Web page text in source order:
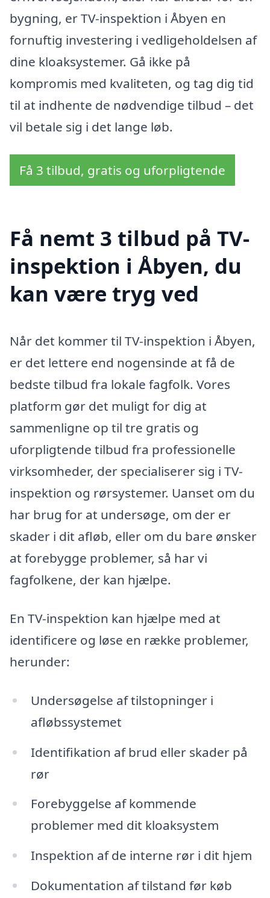
bygning, er TV-inspektion i Åbyen en
fornuftig investering i vedligeholdelsen af
dine kloaksystemer. Gå ikke på
kompromis med kvaliteten, og tag dig tid
til at indhente de nødvendige tilbud – det
vil betale sig i det lange løb.
Få 3 tilbud, gratis og uforpligtende
Få nemt 3 tilbud på TV-
inspektion i Åbyen, du
kan være tryg ved
Når det kommer til TV-inspektion i Åbyen,
er det lettere end nogensinde at få de
bedste tilbud fra lokale fagfolk. Vores
platform gør det muligt for dig at
sammenligne op til tre gratis og
uforpligtende tilbud fra professionelle
virksomheder, der specialiserer sig i TV-
inspektion og rørsystemer. Uanset om du
har brug for at undersøge, om der er
skader i dit afløb, eller om du bare ønsker
at forebygge problemer, så har vi
fagfolkene, der kan hjælpe.
En TV-inspektion kan hjælpe med at
identificere og løse en række problemer,
herunder:
Undersøgelse af tilstopninger i
afløbssystemet
Identifikation af brud eller skader på
rør
Forebyggelse af kommende
problemer med dit kloaksystem
Inspektion af de interne rør i dit hjem
Dokumentation af tilstand før køb